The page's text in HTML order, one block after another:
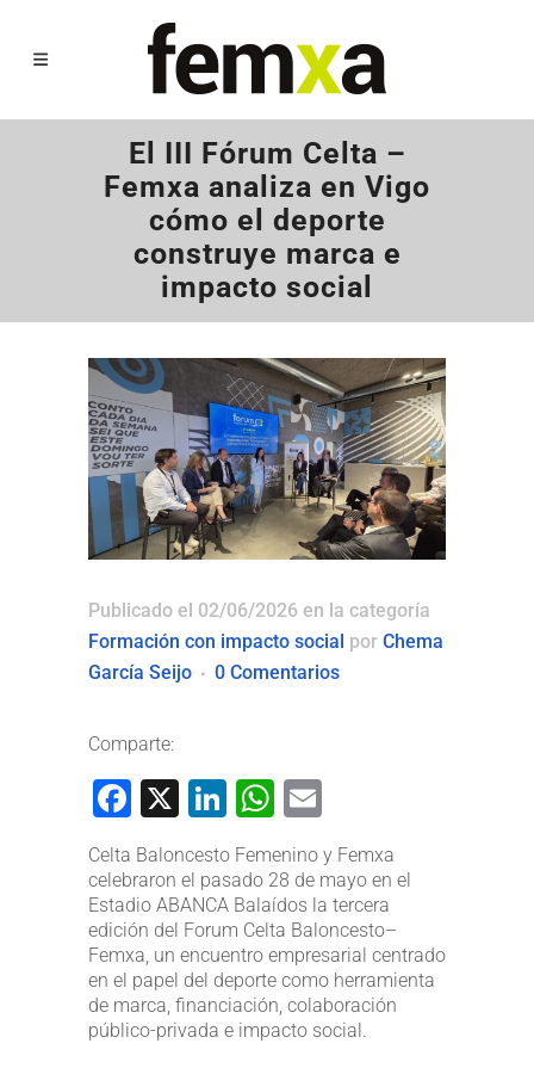
El III Fórum Celta –
Femxa analiza en Vigo
cómo el deporte
construye marca e
impacto social
Publicado el 02/06/2026 en la categoría
Formación con impacto social por Chema
García Seijo
0 Comentarios
Comparte:
Facebook
X LinkedIn
WhatsApp
Celta Baloncesto Femenino y Femxa
celebraron el pasado 28 de mayo en el
Estadio ABANCA Balaídos la tercera
edición del Forum Celta Baloncesto–
Femxa, un encuentro empresarial centrado
en el papel del deporte como herramienta
de marca, financiación, colaboración
público-privada e impacto social.